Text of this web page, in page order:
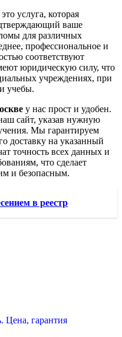
услуга, которая
ваше
для различных
профессиональное и
соответствуют
юридическую силу, что
учреждениях, при
учебы.
у нас прост и удобен.
сайт, указав нужную
Мы гарантируем
доставку на указанный
точность всех данных и
что сделает
и безопасным.
в реестр
Цена, гарантия